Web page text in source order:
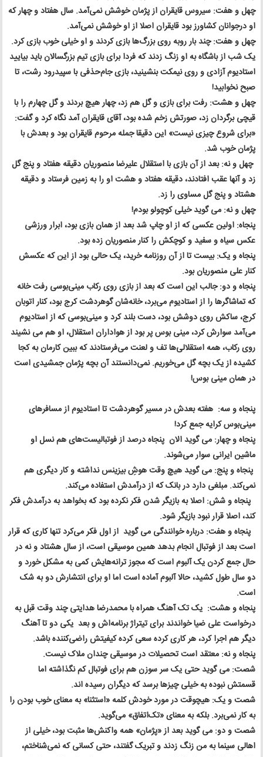
چهل و هفت: سیروس قایقران از پژمان خوشش نمی‌آمد. سال هفتاد و چهار که
او درجوانان کشاورز بود قایقران اصلا از او خوشش نمی‌آمد.
چهل و هفت: چند بار روبه ‌روی بزرگ‌ها بازی کردند و او خیلی خوب بازی کرد.
یک شب از باشگاه به او زنگ زدند که فردا برای بازی تیم بزرگسالان باید بیایید
استادیوم آزادی و روی نیمکت بنشینید، بازی جام‌حذفی با سپیدرود رشت، تا
صبح نخوابید!
چهل و هشت: رفت برای بازی و گل هم زد، چهار هیچ بردند و گل چهارم را با
قیچی برگردان زد، صورتش زخم شده بود، آقای قایقران آمد نگاه کرد و گفت:
«برای شروع چیزی نیست» این دقیقا جمله مرحوم قایقران بود و بعدش با
پژمان خوب شد.
چهل و نه: بعد از آن بازی با استقلال علیرضا منصوریان دقیقه هفتاد و پنج گل
زد و آنها عقب افتادند، دقیقه هفتاد و هشت او را به زمین فرستاد و دقیقه
هشتاد و پنج گل مساوی را زد.
چهل و نه: می گوید خیلی کوچولو بودم!
پنجاه: اولین عکسی که از او چاپ شد بعد از همان بازی بود، ابرار ورزشی
عکس سیاه و سفید و کوچکش را کنار منصوریان زده بود.
پنجاه و یک: بیست تا از آن روزنامه خرید، یک حالی بود از این ‌که عکسش
کنار علی منصوریان بود.
پنجاه و دو: جالب این‌ است که بعد از بازی روی رکاب مینی‌بوسی رفت خانه
که تماشاگرها را از استادیوم می‌برد، خانه‌شان گوهردشت کرج بود، کنار اتوبان
کرج، ساکش روی دوشش بود، دست بلند کرد و مینی‌بوسی که از استادیوم
می‌آمد سوارش کرد، مینی بوس پر بود از هواداران استقلال، او هم می نشیند
روی رکاب، همه استقلالی‌ها تف و لعنت می‌فرستادند که ببین کارمان به کجا
کشیده از یک بچه گل می‌خوریم. نمی‌دانستند آن بچه پژمان جمشیدی است
در همان مینی بوس!
پنجاه و سه: هفته بعدش در مسیر گوهردشت تا استادیوم از مسافرهای
مینی‌بوس کرایه جمع کرد!
پنجاه و چهار: می گوید الان پنجاه درصد از فوتبالیست‌های هم‌ نسل او
ماشین ایرانی سوار می‌شوند.
پنجاه و پنج: می گوید هیچ ‌وقت هوشِ بیزینس نداشته و کار دیگری هم
نمی‌کند. مبلغی دارد در بانک که از درآمدش استفاده می‌کند.
پنجاه و شش: اصلا به بازیگر شدن فکر نکرده بود که بخواهد به درآمدش فکر
کند، اصلا قرار نبود بازیگر شود.
پنجاه و هفت: درباره خوانندگی می گوید از اول فکر می‌کرد تنها کاری که قرار
است بعد از فوتبال انجام بدهد همین موسیقی است، از سال هشتاد و نه در
حال جمع کردن یک آلبوم است که مجوز ترانه‌هایش‌ کمی به مشکل خورد و
دو سال طول کشید، حالا آلبوم آماده است اما او برای انتشارش دو به شک
است.
پنجاه و هشت: یک تک ‌آهنگ همراه با محمدرضا هدایتی چند وقت قبل به
درخواست علی ضیا خواندند برای تیتراژ برنامه‌اش و بعد یکی دو تا آهنگ
دیگر هم اجرا کرد، هر کاری کرده سعی کرده کیفیتش راضی‌کننده باشد.
پنجاه و نه: معتقد است تحصیلات در موسیقی چندان ملاک نیست.
شصت: می گوید حتی یک سر سوزن هم برای فوتبال کم نگذاشته اما
قسمتش نبوده به خیلی چیزها برسد که دیگران رسیده اند.
شصت و یک: هیچوقت در مورد خودش کلمه «استثنا» به معنای خوب بودن را
به کار نمی‌برد. بلکه به معنای «تک‌اتفاق» می‌گوید.
شصت و دو: می گوید بعد از «پژمان» همه واکنش‌ها مثبت بود، خیلی از
اهالی سینما به من زنگ زدند و تبریک گفتند، حتی کسانی که نمی‌شناختم‌،